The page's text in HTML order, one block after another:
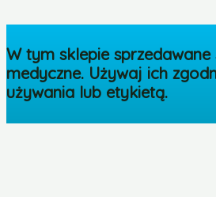
W tym sklepie
medyczne. Używaj ich
używania lub etykietą.